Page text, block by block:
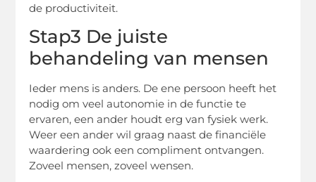
de productiviteit.
Stap3 De juiste
behandeling van mensen
Ieder mens is anders. De ene persoon heeft het
nodig om veel autonomie in de functie te
ervaren, een ander houdt erg van fysiek werk.
Weer een ander wil graag naast de financiële
waardering ook een compliment ontvangen.
Zoveel mensen, zoveel wensen.